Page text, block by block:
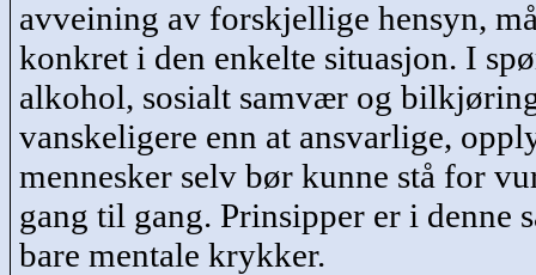
avveining av forskjellige hensyn,
konkret i den enkelte situasjon. I
alkohol, sosialt samvær og
vanskeligere enn at ansvarlige,
mennesker selv bør kunne stå for
gang til gang. Prinsipper er i denne
bare mentale krykker.